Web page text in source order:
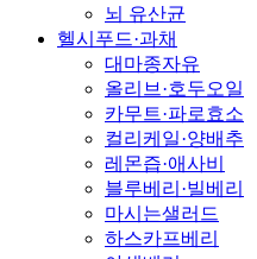
뇌 유산균
헬시푸드·과채
대마종자유
올리브·호두오일
카무트·파로효소
컬리케일·양배추
레몬즙·애사비
블루베리·빌베리
마시는샐러드
하스카프베리